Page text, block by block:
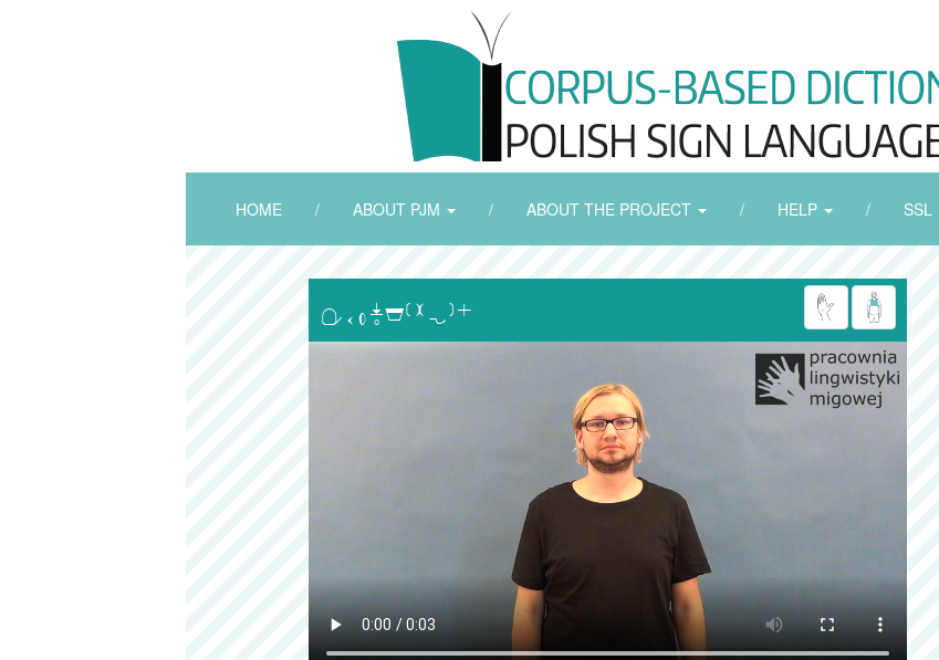
HOME / ABOUT PJM / ABOUT THE PROJECT / HELP / SSL
